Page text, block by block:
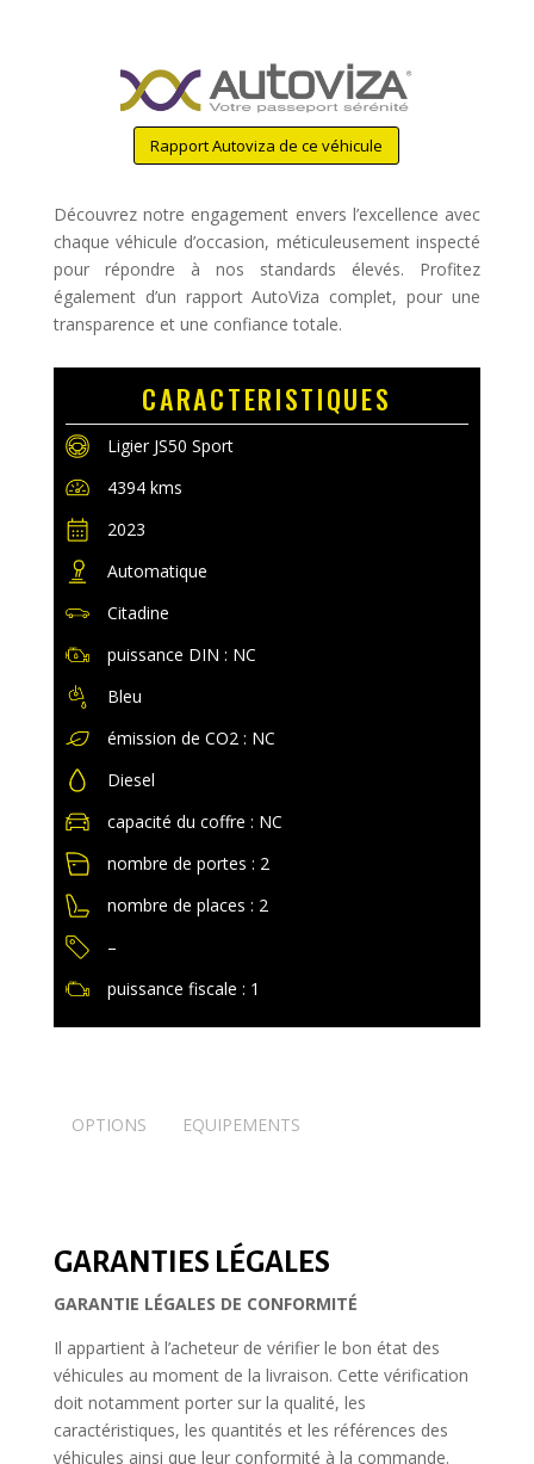
Rapport Autoviza de ce véhicule
Découvrez notre engagement envers l’excellence avec
chaque véhicule d’occasion, méticuleusement inspecté
pour répondre à nos standards élevés. Profitez
également d’un rapport AutoViza complet, pour une
transparence et une confiance totale.
CARACTERISTIQUES
Ligier JS50 Sport
4394 kms
2023
Automatique
Citadine
puissance DIN : NC
Bleu
émission de CO2 : NC
Diesel
capacité du coffre : NC
nombre de portes : 2
nombre de places : 2
–
puissance fiscale : 1
OPTIONS EQUIPEMENTS
GARANTIES LÉGALES
GARANTIE LÉGALES DE CONFORMITÉ
Il appartient à l’acheteur de vérifier le bon état des
véhicules au moment de la livraison. Cette vérification
doit notamment porter sur la qualité, les
caractéristiques, les quantités et les références des
véhicules ainsi que leur conformité à la commande.